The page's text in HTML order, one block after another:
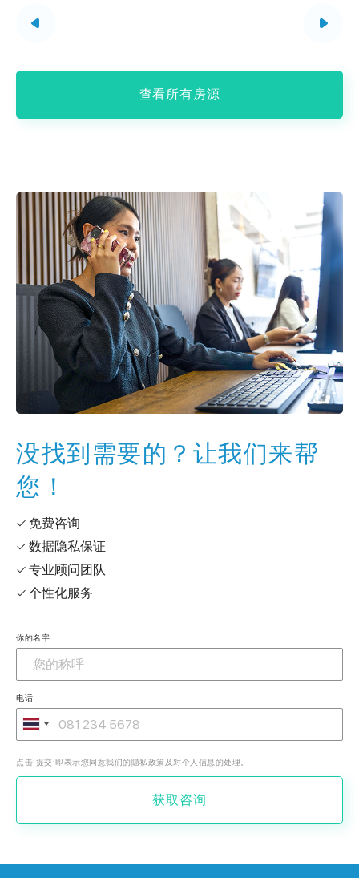
查看所有房源
没找到需要的？让我们来帮
您！
✓ 免费咨询
✓ 数据隐私保证
✓ 专业顾问团队
✓ 个性化服务
你的名字
电话
点击‘提交’即表示您同意我们的隐私政策及对个人信息的处理。
获取咨询